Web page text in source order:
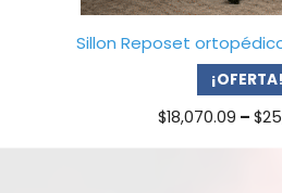
Sillon Reposet
¡OFERTA!
$18,070.09 – $